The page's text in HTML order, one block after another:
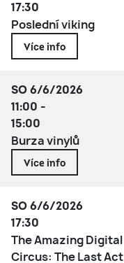
17:30
Poslední viking
Více info
SO 6/6/2026
11:00 -
15:00
Burza vinylů
Více info
SO 6/6/2026
17:30
The Amazing Digital
Circus: The Last Act